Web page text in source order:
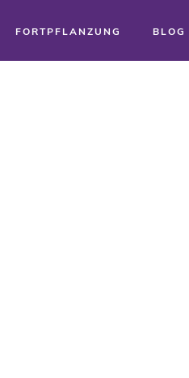
FORTPFLANZUNG BLOG